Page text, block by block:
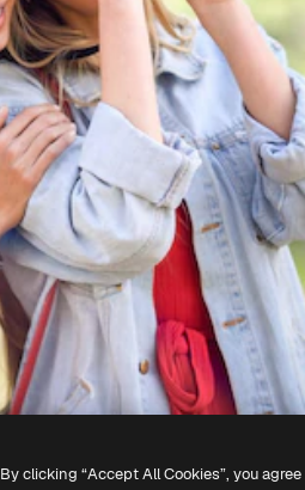
By clicking “Accept All Cookies”, you